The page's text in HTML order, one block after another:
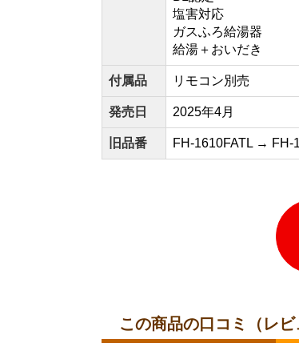
塩害対応
ガスふろ給湯器
給湯＋おいだき
付属品 リモコン別売
発売日 2025年4月
旧品番 FH-1610FATL →
この商品の口コミ（レビ